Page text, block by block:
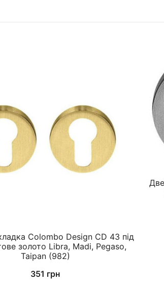
Colombo Design CD 43 під
золото Libra, Madi, Pegaso,
Taipan (982)
351 грн